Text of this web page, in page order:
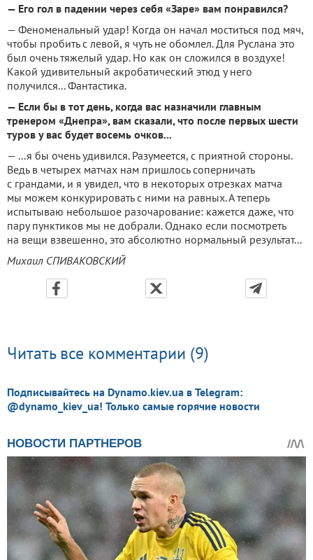
— Его гол в падении через себя «Заре» вам понравился?
— Феноменальный удар! Когда он начал моститься под мяч,
чтобы пробить с левой, я чуть не обомлел. Для Руслана это
был очень тяжелый удар. Но как он сложился в воздухе!
Какой удивительный акробатический этюд у него
получился... Фантастика.
— Если бы в тот день, когда вас назначили главным
тренером «Днепра», вам сказали, что после первых шести
туров у вас будет восемь очков...
— ...я бы очень удивился. Разумеется, с приятной стороны.
Ведь в четырех матчах нам пришлось соперничать
с грандами, и я увидел, что в некоторых отрезках матча
мы можем конкурировать с ними на равных. А теперь
испытываю небольшое разочарование: кажется даже, что
пару пунктиков мы не добрали. Однако если посмотреть
на вещи взвешенно, это абсолютно нормальный результат...
Михаил СПИВАКОВСКИЙ
Читать все комментарии (9)
Подписывайтесь на Dynamo.kiev.ua в Telegram:
@dynamo_kiev_ua! Только самые горячие новости